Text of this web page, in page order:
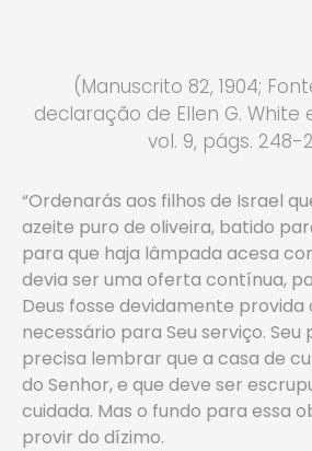
(Manuscrito 82, 1904;
declaração de Ellen G. White
vol. 9, págs. 248-
“Ordenarás aos filhos de Israel
azeite puro de oliveira, batido
para que haja lâmpada acesa
devia ser uma oferta contínua,
Deus fosse devidamente provida
necessário para Seu serviço. Seu
precisa lembrar que a casa de
do Senhor, e que deve ser
cuidada. Mas o fundo para essa
provir do dízimo.